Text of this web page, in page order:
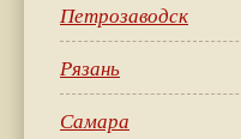
Петрозаводск
Рязань
Самара